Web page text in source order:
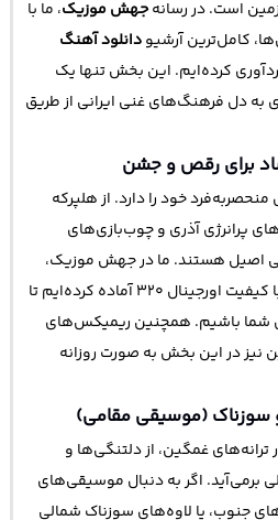
است. در رسانهجهش موزیک، ما با
کامل‌ترین آرشیودانلود آهنگ
کرده‌ایم. این بخش تنها یک
دل فرهنگ‌های غنی ایرانی از طریق
برای رقص و جشن
خود را دارد. از هلپرکه
پرانرژی آذری و چوب‌بازی‌های
اصیل هستند. ما در جهش موزیک،
را با کیفیت اورجینال ۳۲۰ آماده کرده‌ایم تا
باشیم. همچنین ریمیکس‌های
در این بخش به صورت روزانه
(موسیقی مقامی)
غمگین، از دلتنگی‌ها و
برمی‌آید. اگر به دنبال موسیقی‌های
جنوب، یا لاوه‌های سوزناک شمالی